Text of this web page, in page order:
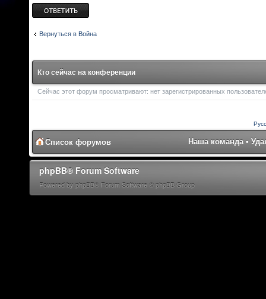
Ответить
Вернуться в Война
Кто сейчас на конференции
Сейчас этот форум просматривают: нет зарегистрированных
Список форумов Наша команда•
phpBB® Forum Software
Powered by phpBB® Forum Software © phpBB Group